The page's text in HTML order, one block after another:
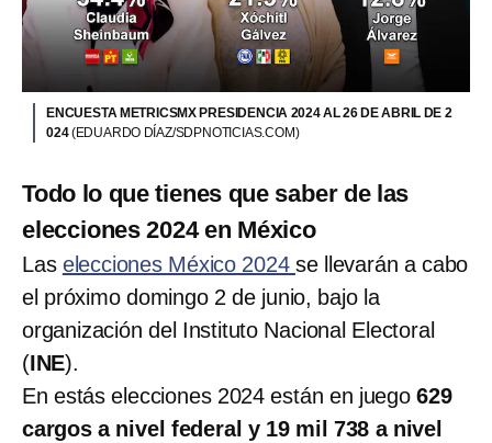
ENCUESTA METRICSMX PRESIDENCIA 2024 AL 26 DE ABRIL DE 2
024(EDUARDO DÍAZ/SDPNOTICIAS.COM)
Todo lo que tienes que saber de las
elecciones 2024 en México
Las elecciones México 2024se llevarán a cabo
el próximo domingo 2 de junio, bajo la
organización del Instituto Nacional Electoral
(INE).
En estás elecciones 2024 están en juego629
cargos a nivel federal y 19 mil 738 a nivel